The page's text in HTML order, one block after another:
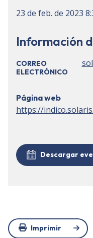
23 de feb. de 2023
Información
CORREO
ELECTRÓNICO
Página web
https://
Descargar
Imprimir